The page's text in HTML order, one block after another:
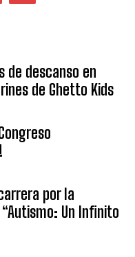
de descanso en
de Ghetto Kids
por la
Un Infinito